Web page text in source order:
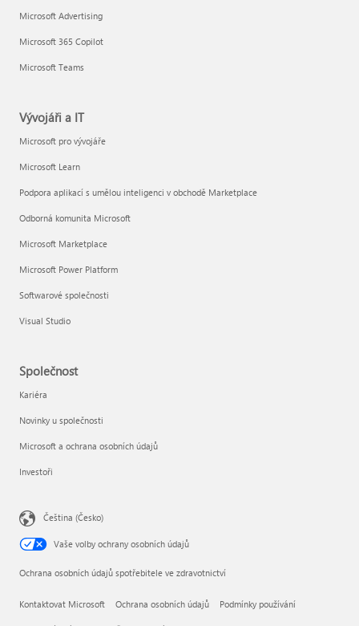
Microsoft Advertising
Microsoft 365 Copilot
Microsoft Teams
Vývojáři a IT
Microsoft pro vývojáře
Microsoft Learn
Podpora aplikací s umělou inteligenci v obchodě Marketplace
Odborná komunita Microsoft
Microsoft Marketplace
Microsoft Power Platform
Softwarové společnosti
Visual Studio
Společnost
Kariéra
Novinky u společnosti
Microsoft a ochrana osobních údajů
Investoři
Čeština (Česko)
Vaše volby ochrany osobních údajů
Ochrana osobních údajů spotřebitele ve zdravotnictví
Kontaktovat Microsoft Ochrana osobních údajů Podmínky používání